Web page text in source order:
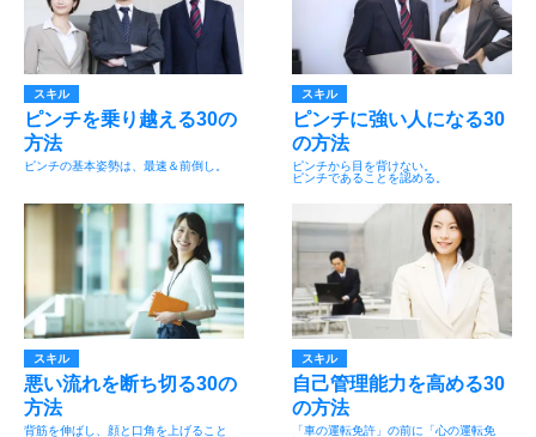
スキル
ピンチを乗り越える30の
方法
ピンチの基本姿勢は、最速＆前倒し。
スキル
ピンチに強い人になる30
の方法
ピンチから目を背けない。
ピンチであることを認める。
スキル
悪い流れを断ち切る30の
方法
背筋を伸ばし、顔と口角を上げること
スキル
自己管理能力を高める30
の方法
「車の運転免許」の前に「心の運転免